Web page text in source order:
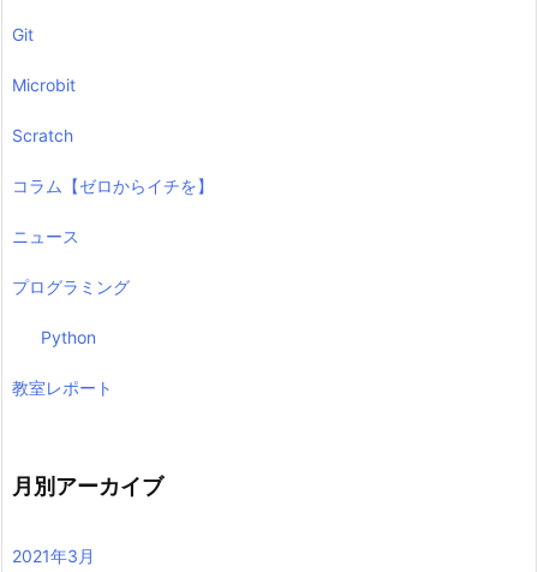
Git
Microbit
Scratch
コラム【ゼロからイチを】
ニュース
プログラミング
Python
教室レポート
月別アーカイブ
2021年3月